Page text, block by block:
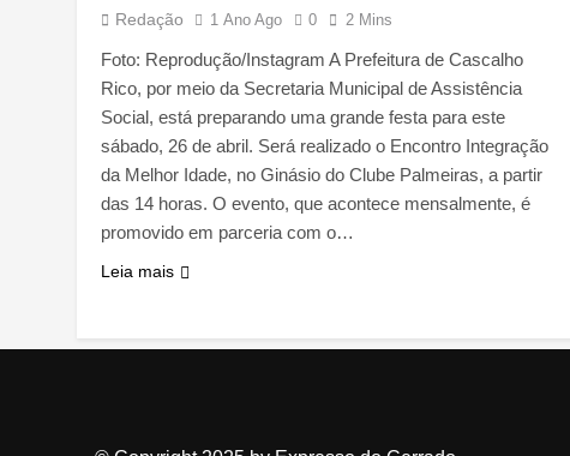
Redação 1 Ano Ago 0 2 Mins
Foto: Reprodução/Instagram A Prefeitura de Cascalho
Rico, por meio da Secretaria Municipal de Assistência
Social, está preparando uma grande festa para este
sábado, 26 de abril. Será realizado o Encontro Integração
da Melhor Idade, no Ginásio do Clube Palmeiras, a partir
das 14 horas. O evento, que acontece mensalmente, é
promovido em parceria com o…
Leia mais